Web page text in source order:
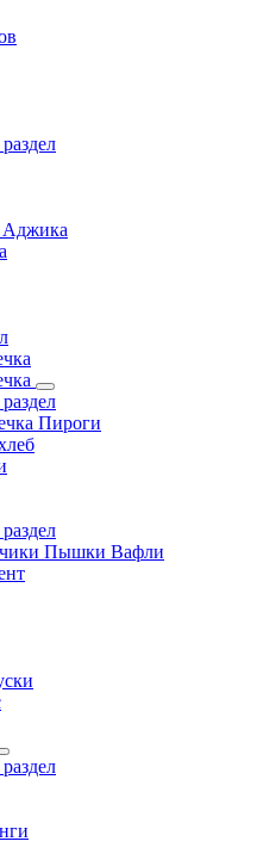
Аджика
Пироги
Пышки Вафли